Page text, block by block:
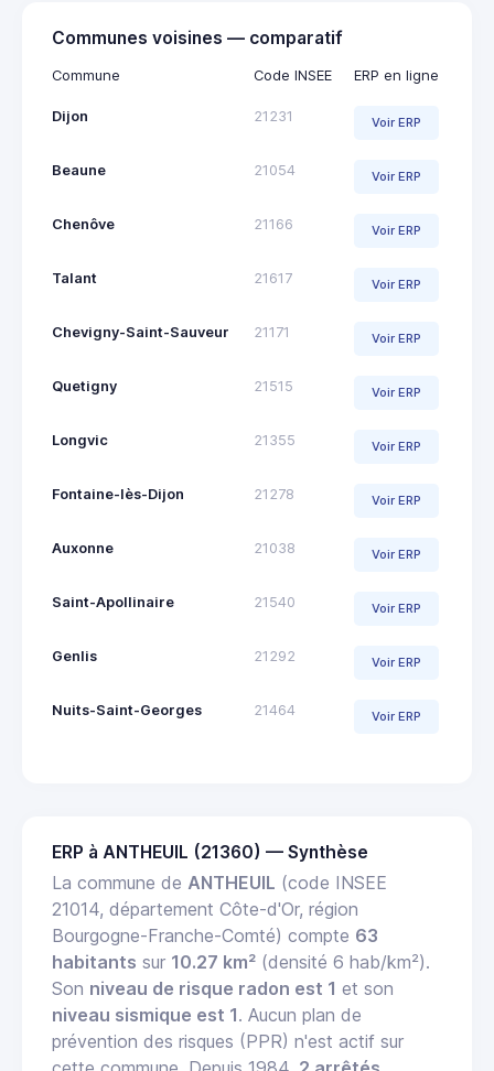
Communes voisines — comparatif
Commune Code INSEE ERP en ligne
Dijon 21231 Voir ERP
Beaune 21054 Voir ERP
Chenôve 21166 Voir ERP
Talant 21617 Voir ERP
Chevigny-Saint-Sauveur 21171 Voir ERP
Quetigny 21515 Voir ERP
Longvic 21355 Voir ERP
Fontaine-lès-Dijon 21278 Voir ERP
Auxonne 21038 Voir ERP
Saint-Apollinaire 21540 Voir ERP
Genlis 21292 Voir ERP
Nuits-Saint-Georges 21464 Voir ERP
ERP à ANTHEUIL (21360) — Synthèse
La commune de ANTHEUIL (code INSEE
21014, département Côte-d'Or, région
Bourgogne-Franche-Comté) compte 63
habitants sur 10.27 km² (densité 6 hab/km²).
Son niveau de risque radon est 1 et son
niveau sismique est 1. Aucun plan de
prévention des risques (PPR) n'est actif sur